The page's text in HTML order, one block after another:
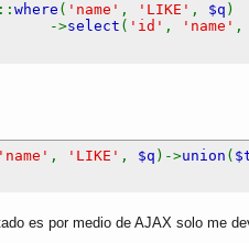
:: where ( 'name' , 'LIKE' , $q )
select ( 'id' , 'name'
'name' , 'LIKE' , $q )->union (
es por medio de AJAX solo me